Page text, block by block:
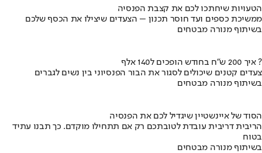
הטעויות שיחתכו לכם את קצבת הפנסיה
ממשיכת כספים ועד חוסר תכנון – הצעדים שיצילו את הכסף שלכם
בשיתוף מנורה מבטחים
איך 200 ש"ח בחודש הופכים ל140 אלף ?
צעדים קטנים שיכולים לסגור את הבור הפנסיוני בין נשים לגברים
בשיתוף מנורה מבטחים
הסוד של איינשטיין שיגדיל לכם את הפנסיה
הריבית דריבית עובדת לטובתכם רק אם תתחילו מוקדם. כך תבנו עתיד
בטוח
בשיתוף מנורה מבטחים